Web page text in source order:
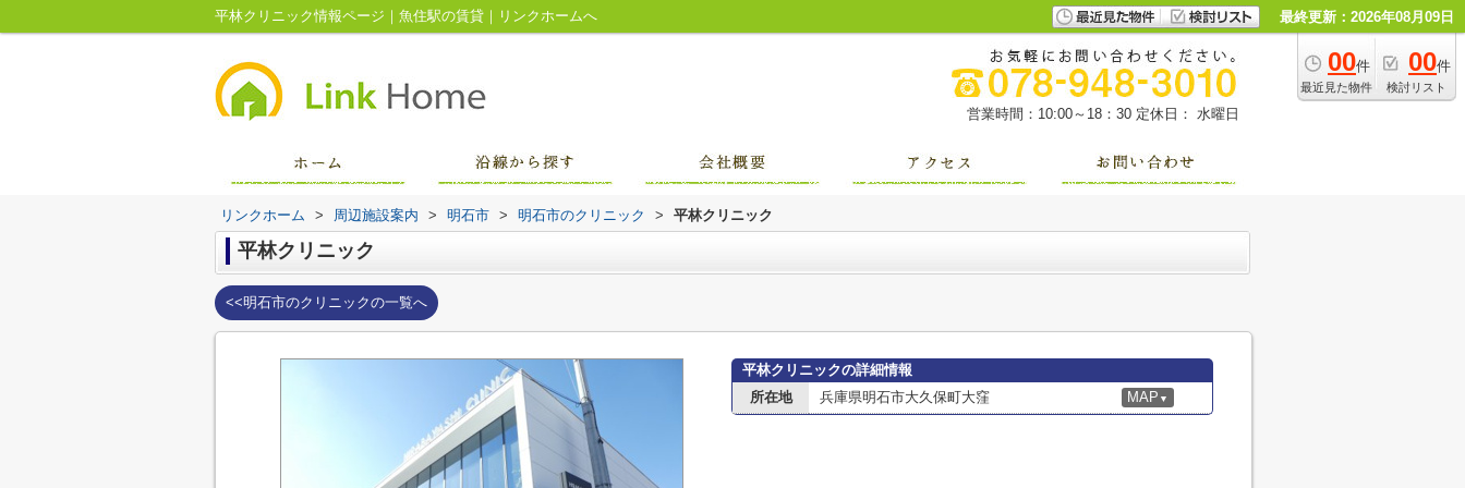
平林クリニック情報ページ｜魚住駅の賃貸｜リンクホームへ 最終更新：2026年08月09日
00件
最近見た物件
00件
検討リスト
営業時間：10:00～18：30 定休日： 水曜日
リンクホーム > 周辺施設案内 > 明石市 > 明石市のクリニック > 平林クリニック
平林クリニック
<<明石市のクリニックの一覧へ
平林クリニックの詳細情報
所在地
兵庫県明石市大久保町大窪 MAP ▼